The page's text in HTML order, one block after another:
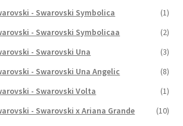
- Swarovski Symbolica
(1)
- Swarovski Symbolicaa
(2)
- Swarovski Una
(3)
- Swarovski Una Angelic
(8)
- Swarovski Volta
(1)
- Swarovski x Ariana Grande
(10)